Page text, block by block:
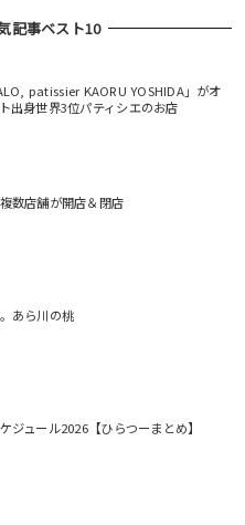
記事ベスト10
patissier KAORU YOSHIDA」がオ
出身世界3位パティシエのお店
数店舗が開店＆閉店
あら川の桃
ジュール2026【ひらつーまとめ】